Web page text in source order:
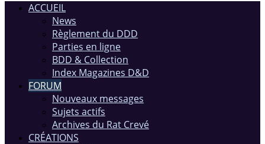
ACCUEIL
News
Règlement du DDD
Parties en ligne
BDD & Collection
Index Magazines D&D
FORUM
Nouveaux messages
Sujets actifs
Archives du Rat Crevé
CRÉATIONS